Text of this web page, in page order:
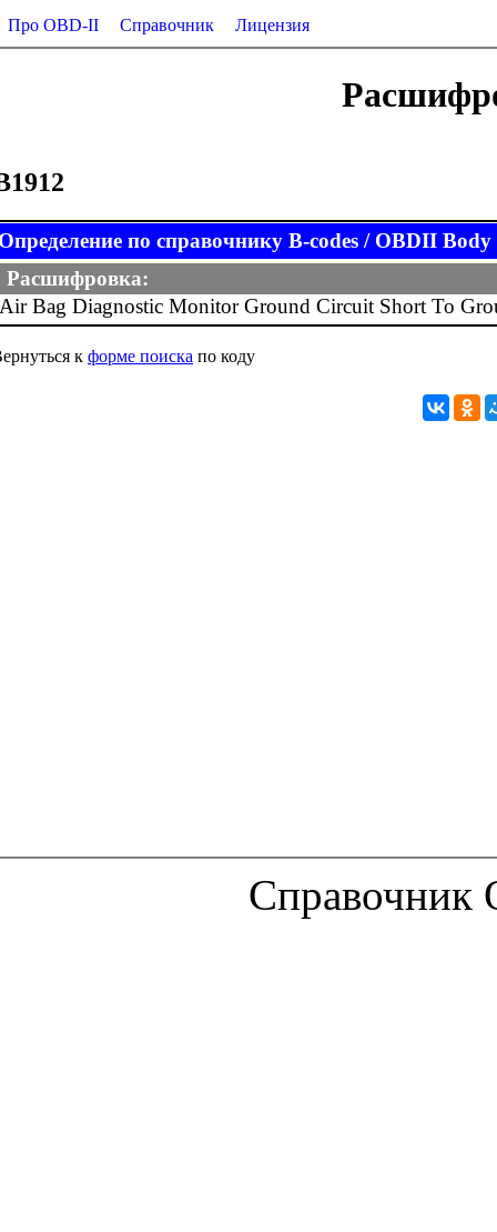
Про OBD-II Справочник Лицензия
по справочнику B-codes / OBDII Body
Расшифровка:
Air Bag Diagnostic Monitor Ground Circuit Short To
к форме поиска по коду
Справочник